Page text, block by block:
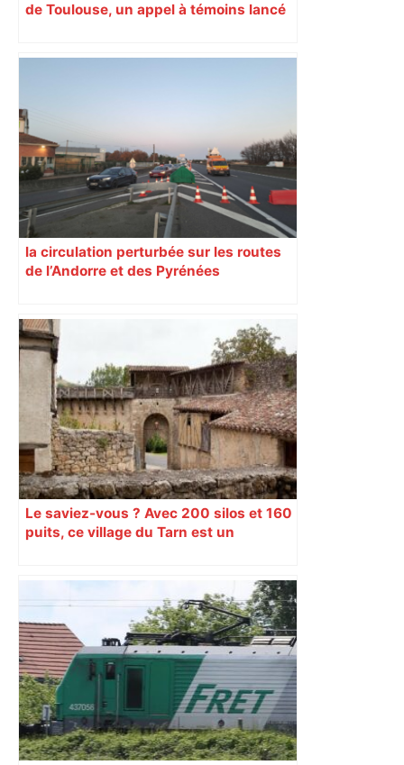
de Toulouse, un appel à témoins lancé
la circulation perturbée sur les routes
de l’Andorre et des Pyrénées
Le saviez-vous ? Avec 200 silos et 160
puits, ce village du Tarn est un